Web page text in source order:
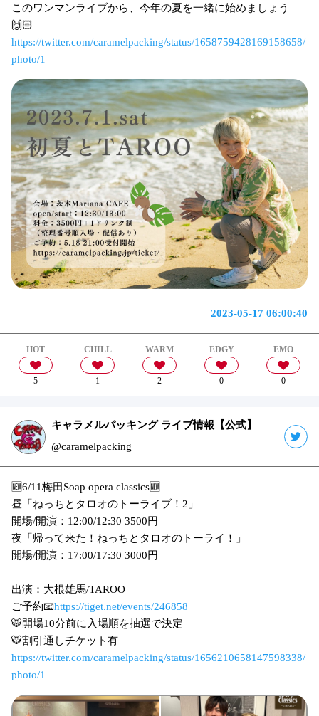
このワンマンライブから、今年の夏を一緒に始めましょう
🙌🏻
https://twitter.com/caramelpacking/status/1658759428169158658/
photo/1
2023-05-17 06:00:40
HOT
5
CHILL
1
WARM
2
EDGY
0
EMO
0
キャラメルパッキング ライブ情報【公式】
@caramelpacking
🆕6/11梅田Soap opera classics🆕
昼「ねっちとタロオのトーライブ！2」
開場/開演：12:00/12:30 3500円
夜「帰って来た！ねっちとタロオのトーライ！」
開場/開演：17:00/17:30 3000円
出演：大根雄馬/TAROO
ご予約📧https://tiget.net/events/246858
🐯開場10分前に入場順を抽選で決定
🐯割引通しチケット有
https://twitter.com/caramelpacking/status/1656210658147598338/
photo/1